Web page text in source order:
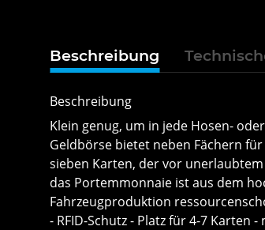
Beschreibung
Beschreibung
Klein genug, um in jede Hosen-
Geldbörse bietet neben Fächern
sieben Karten, der vor
das Portemmonnaie ist aus dem
Fahrzeugproduktion
- RFID-Schutz - Platz für 4-7 Karten